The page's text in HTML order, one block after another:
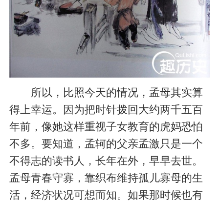
所以，比照今天的情况，孟母其实算
得上幸运。因为把时针拨回大约两千五百
年前，像她这样重视子女教育的虎妈恐怕
不多。要知道，孟轲的父亲孟激只是一个
不得志的读书人，长年在外，早早去世。
孟母青春守寡，靠织布维持孤儿寡母的生
活，经济状况可想而知。如果那时候也有